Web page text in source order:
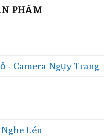
PHẨM
- Camera Ngụy Trang
Lén